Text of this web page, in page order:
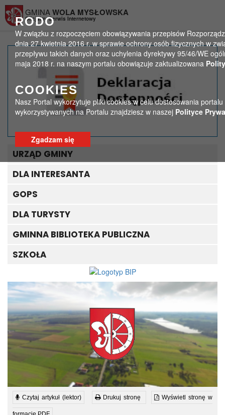
RODO
W związku z rozpoczęciem obowiązywania przepisów
dnia 27 kwietnia 2016 r. w sprawie ochrony osób fizycznych w
przepływu takich danych oraz uchylenia dyrektywy 95/46/WE
maja 2018 r. na naszym portalu obowiązuje zaktualizowana
COOKIES
Nasz Portal wykorzytuje pliki cookies w celu dostosowania
wykorzystywanych na Portalu znajdziesz w naszej Polityce
Zgadzam się
GMINA WOLA MYSŁOWSKA
Oficjalny Serwis Internetowy
Strona główna > Media
343452973_543638257931321_6287870101237174892_n
URZĄD GMINY
DLA INTERESANTA
GOPS
DLA TURYSTY
GMINNA BIBLIOTEKA PUBLICZNA
SZKOŁA
Czytaj artykuł (lektor) Drukuj stronę Wyświetl stronę w